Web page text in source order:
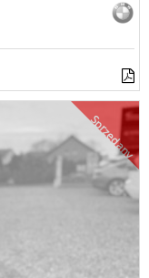
Sprzedany